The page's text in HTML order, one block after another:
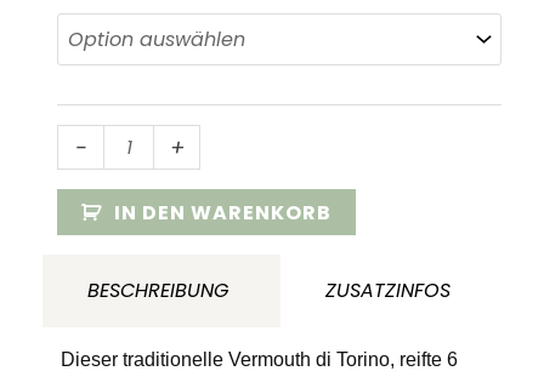
-
Vermouth
Rot
Starlino
+
IN DEN WARENKORB
BESCHREIBUNG ZUSATZINFOS
Dieser traditionelle Vermouth di Torino, reifte 6